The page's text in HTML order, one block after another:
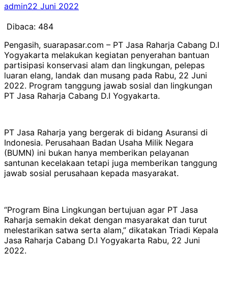
admin22 Juni 2022
Dibaca: 484
Pengasih, suarapasar.com – PT Jasa Raharja Cabang D.I
Yogyakarta melakukan kegiatan penyerahan bantuan
partisipasi konservasi alam dan lingkungan, pelepas
luaran elang, landak dan musang pada Rabu, 22 Juni
2022. Program tanggung jawab sosial dan lingkungan
PT Jasa Raharja Cabang D.I Yogyakarta.
PT Jasa Raharja yang bergerak di bidang Asuransi di
Indonesia. Perusahaan Badan Usaha Milik Negara
(BUMN) ini bukan hanya memberikan pelayanan
santunan kecelakaan tetapi juga memberikan tanggung
jawab sosial perusahaan kepada masyarakat.
“Program Bina Lingkungan bertujuan agar PT Jasa
Raharja semakin dekat dengan masyarakat dan turut
melestarikan satwa serta alam,” dikatakan Triadi Kepala
Jasa Raharja Cabang D.I Yogyakarta Rabu, 22 Juni
2022.